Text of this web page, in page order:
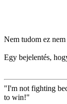
Nem tudom ez
Egy bejelentés,
"I'm not fighting
to win!"